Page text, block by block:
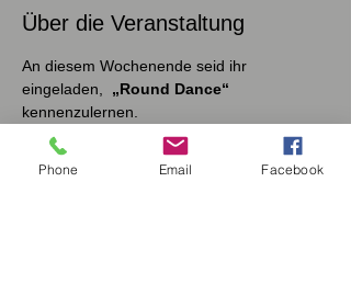
Über die Veranstaltung
An diesem Wochenende seid ihr
eingeladen, „Round Dance“
kennenzulernen.
Wie in Tanzschulen wird zu zweit getanzt.
Eine Anmeldung zum Seminar ist aber
sehr gern auch einzeln möglich.
Phone Email Facebook